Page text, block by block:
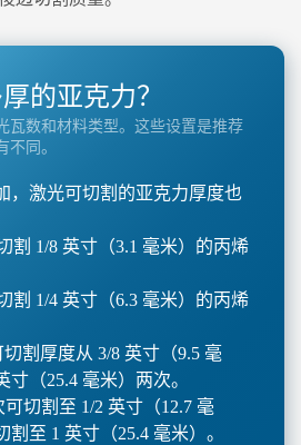
的亚克力？
瓦数和材料类型。这些设置是推荐
不同。
，激光可切割的亚克力厚度也
割 1/8 英寸（3.1 毫米）的丙烯
割 1/4 英寸（6.3 毫米）的丙烯
切割厚度从 3/8 英寸（9.5 毫
寸（25.4 毫米）两次。
切割至 1/2 英寸（12.7 毫
割至 1 英寸（25.4 毫米）。